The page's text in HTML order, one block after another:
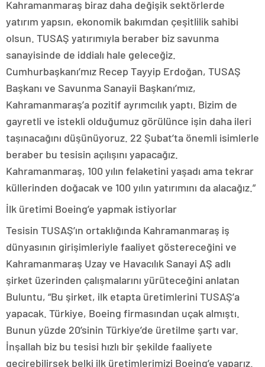
Kahramanmaraş biraz daha değişik sektörlerde
yatırım yapsın, ekonomik bakımdan çeşitlilik sahibi
olsun. TUSAŞ yatırımıyla beraber biz savunma
sanayisinde de iddialı hale geleceğiz.
Cumhurbaşkanı’mız Recep Tayyip Erdoğan, TUSAŞ
Başkanı ve Savunma Sanayii Başkanı’mız,
Kahramanmaraş’a pozitif ayrımcılık yaptı. Bizim de
gayretli ve istekli olduğumuz görülünce işin daha ileri
taşınacağını düşünüyoruz. 22 Şubat’ta önemli isimlerle
beraber bu tesisin açılışını yapacağız.
Kahramanmaraş, 100 yılın felaketini yaşadı ama tekrar
küllerinden doğacak ve 100 yılın yatırımını da alacağız.”
İlk üretimi Boeing’e yapmak istiyorlar
Tesisin TUSAŞ’ın ortaklığında Kahramanmaraş iş
dünyasının girişimleriyle faaliyet göstereceğini ve
Kahramanmaraş Uzay ve Havacılık Sanayi AŞ adlı
şirket üzerinden çalışmalarını yürüteceğini anlatan
Buluntu, “Bu şirket, ilk etapta üretimlerini TUSAŞ’a
yapacak. Türkiye, Boeing firmasından uçak almıştı.
Bunun yüzde 20’sinin Türkiye’de üretilme şartı var.
İnşallah biz bu tesisi hızlı bir şekilde faaliyete
geçirebilirsek belki ilk üretimlerimizi Boeing’e yaparız.